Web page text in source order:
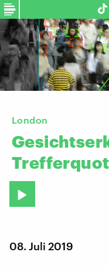
London
08. Juli 2019